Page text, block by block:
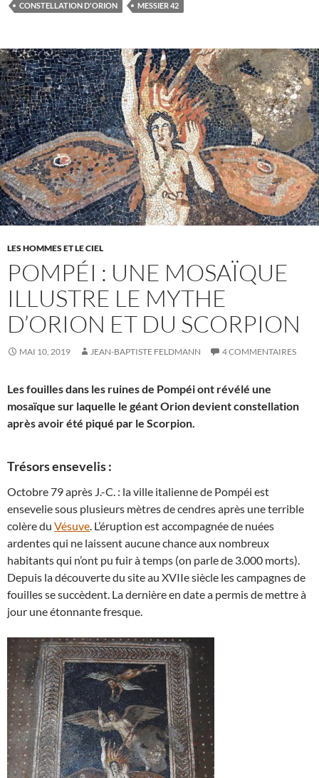
CONSTELLATION D'ORION MESSIER 42
LES HOMMES ET LE CIEL
POMPÉI : UNE MOSAÏQUE
ILLUSTRE LE MYTHE
D’ORION ET DU SCORPION
MAI 10, 2019 JEAN-BAPTISTE FELDMANN 4 COMMENTAIRES
Les fouilles dans les ruines de Pompéi ont révélé une
mosaïque sur laquelle le géant Orion devient constellation
après avoir été piqué par le Scorpion.
Trésors ensevelis :
Octobre 79 après J.-C. : la ville italienne de Pompéi est
ensevelie sous plusieurs mètres de cendres après une terrible
colère du Vésuve. L’éruption est accompagnée de nuées
ardentes qui ne laissent aucune chance aux nombreux
habitants qui n’ont pu fuir à temps (on parle de 3.000 morts).
Depuis la découverte du site au XVIIe siècle les campagnes de
fouilles se succèdent. La dernière en date a permis de mettre à
jour une étonnante fresque.